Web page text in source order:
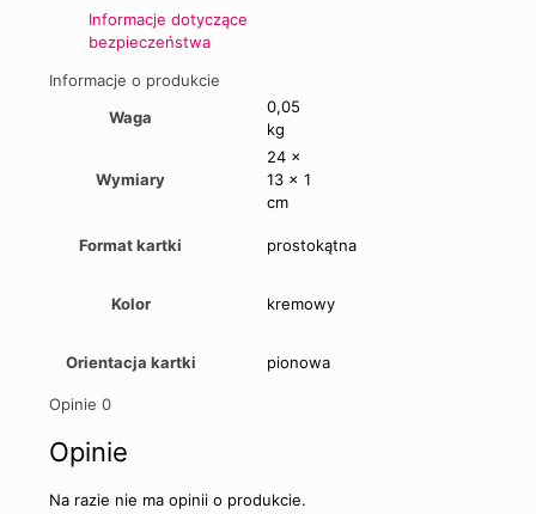
Informacje dotyczące
bezpieczeństwa
Informacje o produkcie
Waga
0,05
kg
Wymiary
24 ×
13 × 1
cm
Format kartki prostokątna
Kolor kremowy
Orientacja kartki pionowa
Opinie 0
Opinie
Na razie nie ma opinii o produkcie.